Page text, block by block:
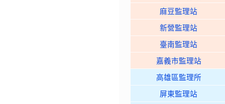
麻豆監理站
新營監理站
臺南監理站
嘉義市監理站
高雄區監理所
屏東監理站